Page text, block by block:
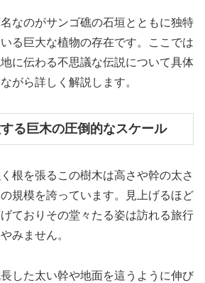
なのがサンゴ礁の石垣とともに独特
る巨大な植物の存在です。ここでは
に伝わる不思議な伝説について具体
がら詳しく解説します。
る巨木の圧倒的なスケール
根を張るこの樹木は高さや幹の太さ
規模を誇っています。見上げるほど
ておりその堂々たる姿は訪れる旅行
みません。
した太い幹や地面を這うように伸び